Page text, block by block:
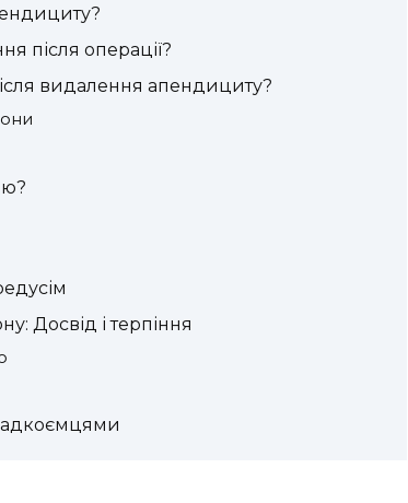
після операції?
видалення апендициту?
Досвід і терпіння